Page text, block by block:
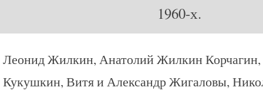
1960-х.
Леонид Жилкин, Анатолий Жилкин Корчагин,
Кукушкин, Витя и Александр Жигаловы,